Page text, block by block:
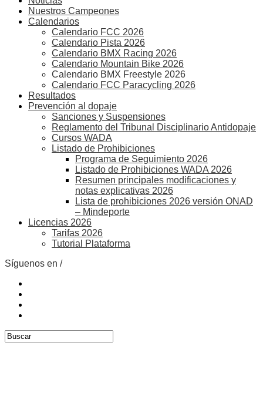
Nuestros Campeones
Calendarios
Calendario FCC 2026
Calendario Pista 2026
Calendario BMX Racing 2026
Calendario Mountain Bike 2026
Calendario BMX Freestyle 2026
Calendario FCC Paracycling 2026
Resultados
Prevención al dopaje
Sanciones y Suspensiones
Reglamento del Tribunal Disciplinario Antidopaje
Cursos WADA
Listado de Prohibiciones
Programa de Seguimiento 2026
Listado de Prohibiciones WADA 2026
Resumen principales modificaciones y
notas explicativas 2026
Lista de prohibiciones 2026 versión ONAD
– Mindeporte
Licencias 2026
Tarifas 2026
Tutorial Plataforma
Síguenos en /